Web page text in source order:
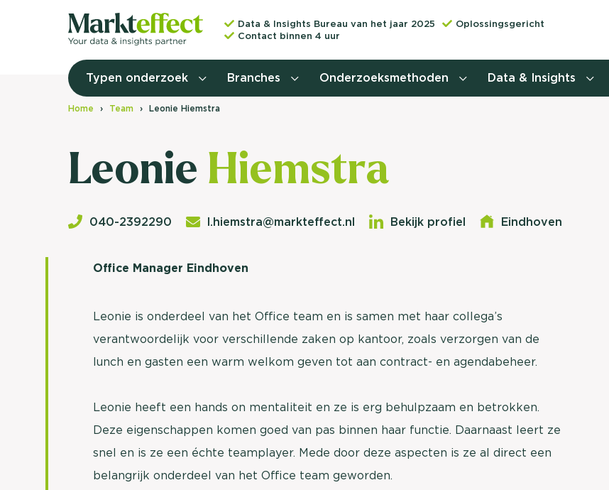
Data & Insights Bureau van het jaar 2025
Oplossingsgericht
Contact binnen 4 uur
Typen onderzoek
Customer journey onderzoek
Onderzoek (NSKO)
Usage & attitude onderzoek
Bekijk meer >
Client
Branches Onderzoeksmethoden Data & Insights
Home Team Leonie Hiemstra
Leonie Hiemstra
040-2392290 l.hiemstra@markteffect.nl Bekijk profiel Eindhoven
Office Manager Eindhoven
Leonie is onderdeel van het Office team en is samen met haar collega’s
verantwoordelijk voor verschillende zaken op kantoor, zoals verzorgen van de
lunch en gasten een warm welkom geven tot aan contract- en agendabeheer.
Leonie heeft een hands on mentaliteit en ze is erg behulpzaam en betrokken.
Deze eigenschappen komen goed van pas binnen haar functie. Daarnaast leert ze
snel en is ze een échte teamplayer. Mede door deze aspecten is ze al direct een
belangrijk onderdeel van het Office team geworden.